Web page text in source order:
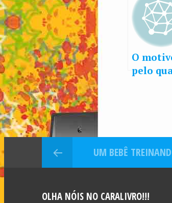
O
pelo
UM BEBÊ
OLHA NÓIS NO CARALIVRO!!!